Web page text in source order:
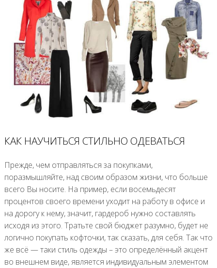
КАК НАУЧИТЬСЯ СТИЛЬНО ОДЕВАТЬСЯ
Прежде, чем отправляться за покупками,
поразмышляйте, над своим образом жизни, что больше
всего Вы носите. На пример, если восемьдесят
процентов своего времени уходит на работу в офисе и
на дорогу к нему, значит, гардероб нужно составлять
исходя из этого. Тратьте свой бюджет разумно, будет не
логично покупать кофточки, так сказать, для себя. Так что
же всё — таки стиль одежды – это определённый акцент
во внешнем виде, является индивидуальным элементом